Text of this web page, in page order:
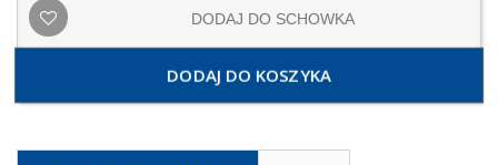
DODAJ DO SCHOWKA
DODAJ DO KOSZYKA